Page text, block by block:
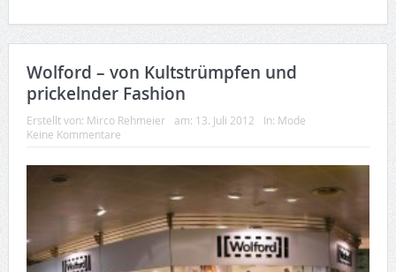
Wolford – von Kultstrümpfen und
prickelnder Fashion
Erstellt von: Mirco Rehmeier am: 13. Juli 2012 In: Mode
Keine Kommentare